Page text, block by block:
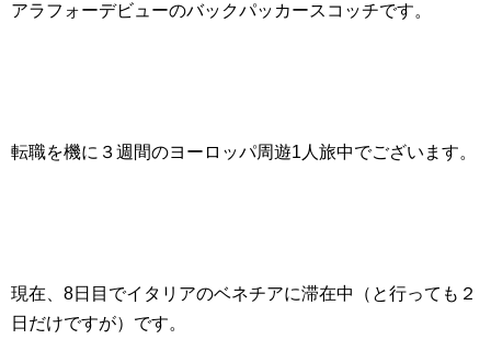
アラフォーデビューのバックパッカースコッチです。
転職を機に３週間のヨーロッパ周遊1人旅中でございます。
現在、8日目でイタリアのベネチアに滞在中（と行っても２
日だけですが）です。